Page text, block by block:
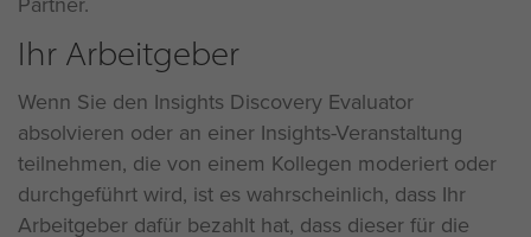
Ihr Arbeitgeber
Wenn Sie den Insights Discovery Evaluator
absolvieren oder an einer Insights-Veranstaltung
teilnehmen, die von einem Kollegen moderiert oder
durchgeführt wird, ist es wahrscheinlich, dass Ihr
Arbeitgeber dafür bezahlt hat, dass dieser für die